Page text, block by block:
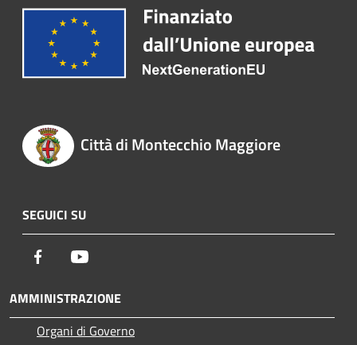
Città di Montecchio Maggiore
SEGUICI SU
Facebook
AMMINISTRAZIONE
Organi di Governo